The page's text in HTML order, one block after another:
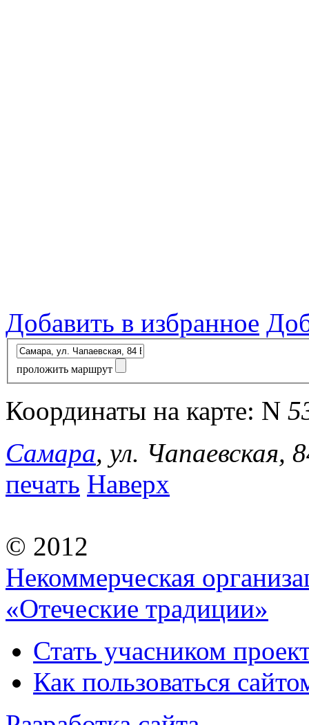
Добавить в избранное
проложить маршрут
Координаты на карте: N
Самара, ул. Чапаевская,
печать Наверх
© 2012
Некоммерческая
«Отеческие традиции»
Стать учасником
Как пользоваться